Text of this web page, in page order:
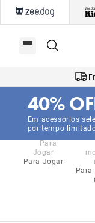
Em acessórios
por tempo
40%
Pelúcia
Início|Cachorros|
Para Jogar
Para